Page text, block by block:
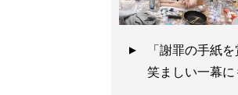
「謝罪の手紙
笑ましい一幕